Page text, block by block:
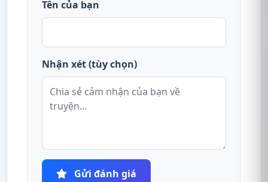
Tên của bạn
Nhận xét (tùy chọn)
Gửi đánh giá